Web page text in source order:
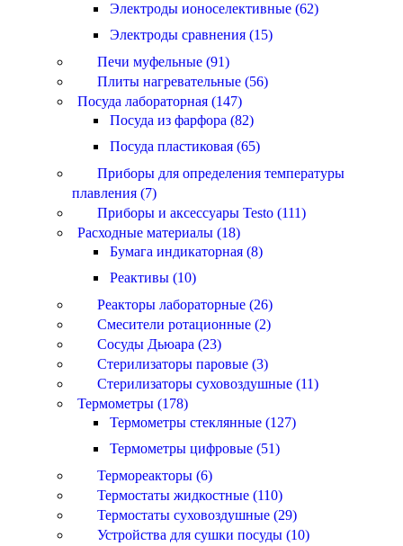
Электроды ионоселективные (62)
Электроды сравнения (15)
Печи муфельные (91)
Плиты нагревательные (56)
Посуда лабораторная (147)
Посуда из фарфора (82)
Посуда пластиковая (65)
Приборы для определения температуры
плавления (7)
Приборы и аксессуары Testo (111)
Расходные материалы (18)
Бумага индикаторная (8)
Реактивы (10)
Реакторы лабораторные (26)
Смесители ротационные (2)
Сосуды Дьюара (23)
Стерилизаторы паровые (3)
Стерилизаторы суховоздушные (11)
Термометры (178)
Термометры стеклянные (127)
Термометры цифровые (51)
Термореакторы (6)
Термостаты жидкостные (110)
Термостаты суховоздушные (29)
Устройства для сушки посуды (10)